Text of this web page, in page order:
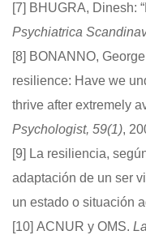
[7] BHUGRA, Dinesh:
Psychiatrica
[8] BONANNO,
resilience: Have we
thrive after extremely
Psychologist, 59(1),
[9] La resiliencia,
adaptación de un ser
un estado o situación
[10] ACNUR y OMS.